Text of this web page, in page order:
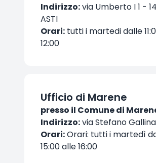
Indirizzo:via Umberto I 1 -
ASTI
Orari: tutti i martedi dalle
12:00
Ufficio di Marene
presso il Comune di
Indirizzo:via Stefano
Orari:Orari: tutti i martedì
15:00 alle 16:00